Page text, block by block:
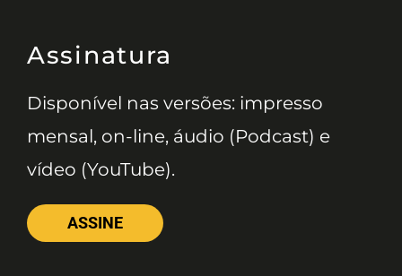
Assinatura
Disponível nas versões: impresso
mensal, on-line, áudio (Podcast) e
vídeo (YouTube).
ASSINE